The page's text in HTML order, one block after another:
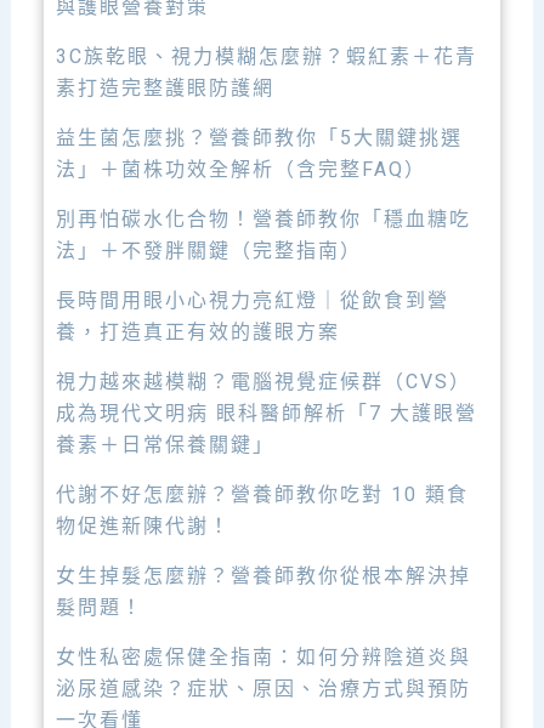
與護眼營養對策
3C族乾眼、視力模糊怎麼辦？蝦紅素＋花青
素打造完整護眼防護網
益生菌怎麼挑？營養師教你「5大關鍵挑選
法」＋菌株功效全解析（含完整FAQ）
別再怕碳水化合物！營養師教你「穩血糖吃
法」＋不發胖關鍵（完整指南）
長時間用眼小心視力亮紅燈｜從飲食到營
養，打造真正有效的護眼方案
視力越來越模糊？電腦視覺症候群（CVS）
成為現代文明病 眼科醫師解析「7 大護眼營
養素＋日常保養關鍵」
代謝不好怎麼辦？營養師教你吃對 10 類食
物促進新陳代謝！
女生掉髮怎麼辦？營養師教你從根本解決掉
髮問題！
女性私密處保健全指南：如何分辨陰道炎與
泌尿道感染？症狀、原因、治療方式與預防
一次看懂